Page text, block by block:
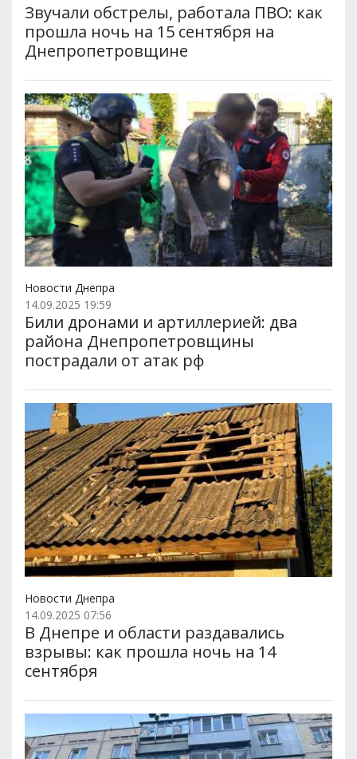
Звучали обстрелы, работала ПВО: как
прошла ночь на 15 сентября на
Днепропетровщине
Новости Днепра
14.09.2025 19:59
Били дронами и артиллерией: два
района Днепропетровщины
пострадали от атак рф
Новости Днепра
14.09.2025 07:56
В Днепре и области раздавались
взрывы: как прошла ночь на 14
сентября